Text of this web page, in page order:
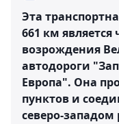
Эта
661 км является
возрождения
автодороги
Европа". Она
пунктов и
северо-западом